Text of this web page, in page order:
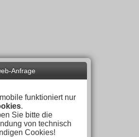
Anfrage
funktioniert nur
.
Sie bitte die
von technisch
Cookies!